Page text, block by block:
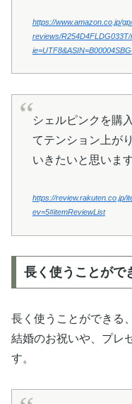
https://www.amazon.co.jp/
reviews/
シェルピンクを購
てテンション上が
いきたいと思います
https://review.rakuten.co.jp/
ev=5#itemReviewList
長く使うことがで
長く使うことができる
結婚のお祝いや、プレ
す。